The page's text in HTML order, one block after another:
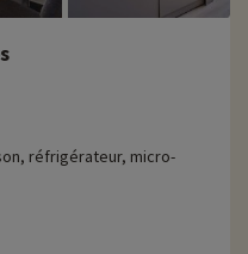
réfrigérateur, micro-